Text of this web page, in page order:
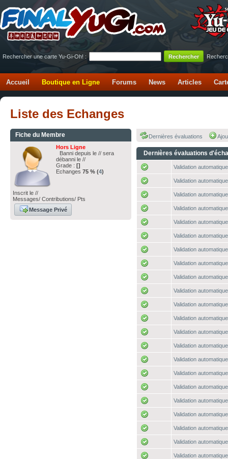
Rechercher une carte Yu-Gi-Oh! :
Accueil Boutique en Ligne Forums News Articles
Liste des Echanges
Fiche du Membre
Hors Ligne
Banni depuis le // sera
débanni le //
Grade : []
Echanges 75 % (4)
Inscrit le //
Messages/ Contributions/ Pts
Message Privé
Dernières évaluations
Dernières évaluations
Validation
Validation
Validation
Validation
Validation
Validation
Validation
Validation
Validation
Validation
Validation
Validation
Validation
Validation
Validation
Validation
Validation
Validation
Validation
Validation
Validation
Validation